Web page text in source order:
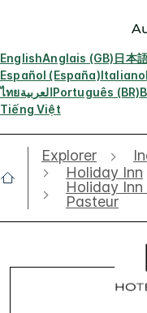
EnglishAnglais (GB)日本
Español (España)Italiano
ไทยالعربيةPortuguês (BR)
Tiếng Việt
Explorer
Holiday Inn
Holiday Inn
Pasteur